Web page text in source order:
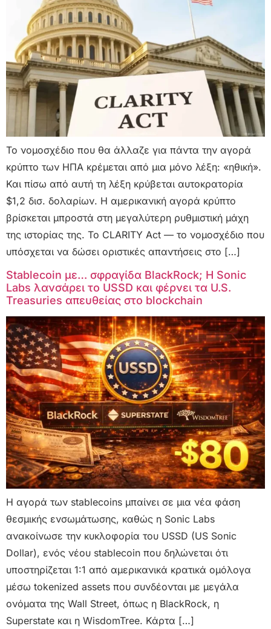
Το νομοσχέδιο που θα άλλαζε για πάντα την αγορά
κρύπτο των ΗΠΑ κρέμεται από μια μόνο λέξη: «ηθική».
Και πίσω από αυτή τη λέξη κρύβεται αυτοκρατορία
$1,2 δισ. δολαρίων. Η αμερικανική αγορά κρύπτο
βρίσκεται μπροστά στη μεγαλύτερη ρυθμιστική μάχη
της ιστορίας της. Το CLARITY Act — το νομοσχέδιο που
υπόσχεται να δώσει οριστικές απαντήσεις στο […]
Stablecoin με… σφραγίδα BlackRock; Η Sonic
Labs λανσάρει το USSD και φέρνει τα U.S.
Treasuries απευθείας στο blockchain
Η αγορά των stablecoins μπαίνει σε μια νέα φάση
θεσμικής ενσωμάτωσης, καθώς η Sonic Labs
ανακοίνωσε την κυκλοφορία του USSD (US Sonic
Dollar), ενός νέου stablecoin που δηλώνεται ότι
υποστηρίζεται 1:1 από αμερικανικά κρατικά ομόλογα
μέσω tokenized assets που συνδέονται με μεγάλα
ονόματα της Wall Street, όπως η BlackRock, η
Superstate και η WisdomTree. Κάρτα […]